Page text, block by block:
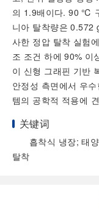
의 1.9배이다. 90 ℃
니아 탈착량은 0.572
사한 정압 탈착 실험
조 조건 하에 90% 이
이 신형 그래핀 기반
안정성 측면에서 우
템의 공학적 적용에
关键词
흡착식 냉장; 태
탈착